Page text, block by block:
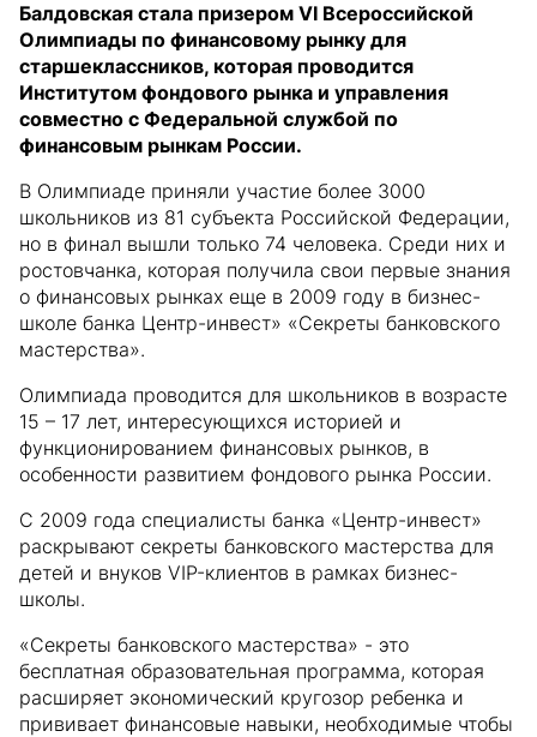
Балдовская стала призером VI Всероссийской
Олимпиады по финансовому рынку для
старшеклассников, которая проводится
Институтом фондового рынка и управления
совместно с Федеральной службой по
финансовым рынкам России.
В Олимпиаде приняли участие более 3000
школьников из 81 субъекта Российской Федерации,
но в финал вышли только 74 человека. Среди них и
ростовчанка, которая получила свои первые знания
о финансовых рынках еще в 2009 году в бизнес-
школе банка Центр-инвест» «Секреты банковского
мастерства».
Олимпиада проводится для школьников в возрасте
15 – 17 лет, интересующихся историей и
функционированием финансовых рынков, в
особенности развитием фондового рынка России.
С 2009 года специалисты банка «Центр-инвест»
раскрывают секреты банковского мастерства для
детей и внуков VIP-клиентов в рамках бизнес-
школы.
«Секреты банковского мастерства» - это
бесплатная образовательная программа, которая
расширяет экономический кругозор ребенка и
прививает финансовые навыки, необходимые чтобы